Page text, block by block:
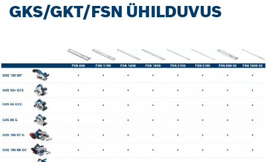
GKS/GKT/FSN ÜHILDUVUS